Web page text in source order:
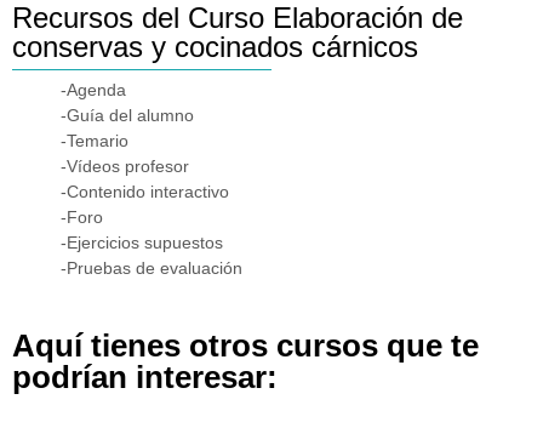
Recursos del Curso Elaboración de
conservas y cocinados cárnicos
-Agenda
-Guía del alumno
-Temario
-Vídeos profesor
-Contenido interactivo
-Foro
-Ejercicios supuestos
-Pruebas de evaluación
Aquí tienes otros cursos que te
podrían interesar: